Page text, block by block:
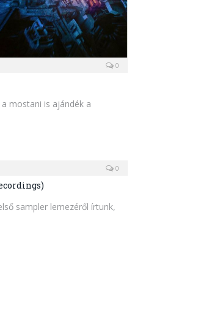
0
mostani is ajándék a
0
sampler lemezéről írtunk,